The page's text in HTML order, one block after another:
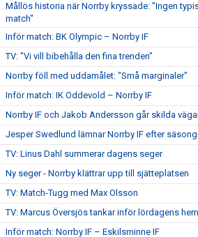
Mållös historia när Norrby kryssade: "Ingen
match"
Inför match: BK Olympic – Norrby IF
TV: "Vi vill bibehålla den fina trenden"
Norrby föll med uddamålet: "Små marginaler"
Inför match: IK Oddevold – Norrby IF
Norrby IF och Jakob Andersson går skilda
Jesper Swedlund lämnar Norrby IF efter
TV: Linus Dahl summerar dagens seger
Ny seger - Norrby klättrar upp till sjätteplatsen
TV: Match-Tugg med Max Olsson
TV: Marcus Översjös tankar inför lördagens
Inför match: Norrby IF – Eskilsminne IF